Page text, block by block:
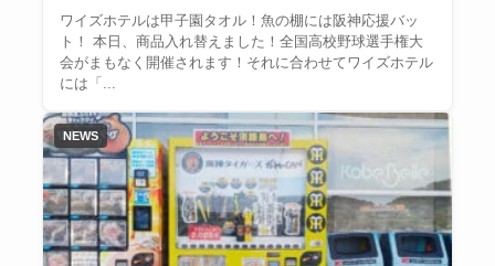
ワイズホテルは甲子園タオル！魚の棚には阪神応援バッ
ト！ 本日、商品入れ替えました！全国高校野球選手権大
会がまもなく開催されます！それに合わせてワイズホテル
には「...
NEWS